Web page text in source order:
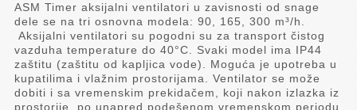
ASM Timer aksijalni ventilatori u zavisnosti od snage
dele se na tri osnovna modela: 90, 165, 300 m³/h.
Aksijalni ventilatori su pogodni su za transport čistog
vazduha temperature do 40°C. Svaki model ima IP44
zaštitu (zaštitu od kapljica vode). Moguća je upotreba u
kupatilima i vlažnim prostorijama. Ventilator se može
dobiti i sa vremenskim prekidačem, koji nakon izlazka iz
prostorije, po unapred podešenom vremenskom periodu